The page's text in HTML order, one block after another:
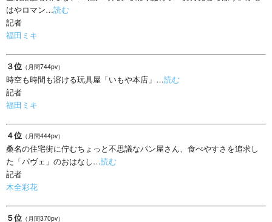
はやロマン…読む
記者
福田ミキ
３位 （月間744pv）
時空も時間も溶ける玩具屋「いもや本店」…読む
記者
福田ミキ
４位 （月間444pv）
桑名の住宅街に佇むちょっと不思議なパン屋さん、食べやすさを追求し
た「パヴェ」のおはなし…読む
記者
木全彩花
５位 （月間370pv）